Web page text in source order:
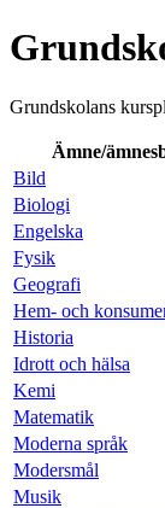
Grundskolans
Ämne/
Bild
Biologi
Engelska
Fysik
Geografi
Hem- och
Historia
Idrott och hälsa
Kemi
Matematik
Moderna språk
Modersmål
Musik